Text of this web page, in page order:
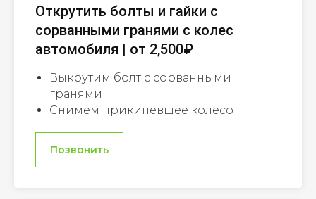
Открутить болты и гайки с
сорванными гранями с колес
автомобиля | от 2,500₽
Выкрутим болт с сорванными
гранями
Снимем прикипевшее колесо
Позвонить